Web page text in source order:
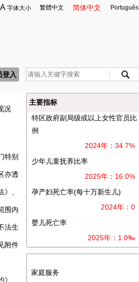
Português
简体中文
繁體中文
A 字体大小
登入
况
特别
亦透
、
围内
法生
附件
、
主要指标
特区政府副局级或以上女性官员比
例
2024年：34.7%
少年儿童抚养比率
2025年：16.0%
孕产妇死亡率(每十万新生儿)
2024年：0
婴儿死亡率
2025年：1.0‰
家庭服务